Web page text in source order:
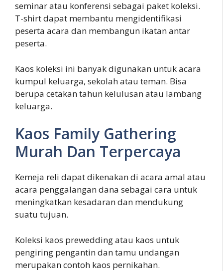
seminar atau konferensi sebagai paket koleksi.
T-shirt dapat membantu mengidentifikasi
peserta acara dan membangun ikatan antar
peserta.
Kaos koleksi ini banyak digunakan untuk acara
kumpul keluarga, sekolah atau teman. Bisa
berupa cetakan tahun kelulusan atau lambang
keluarga.
Kaos Family Gathering
Murah Dan Terpercaya
Kemeja reli dapat dikenakan di acara amal atau
acara penggalangan dana sebagai cara untuk
meningkatkan kesadaran dan mendukung
suatu tujuan.
Koleksi kaos prewedding atau kaos untuk
pengiring pengantin dan tamu undangan
merupakan contoh kaos pernikahan.